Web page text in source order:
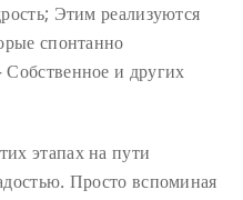
Этим реализуются
спонтанно
Собственное и других
этапах на пути
Просто вспоминая